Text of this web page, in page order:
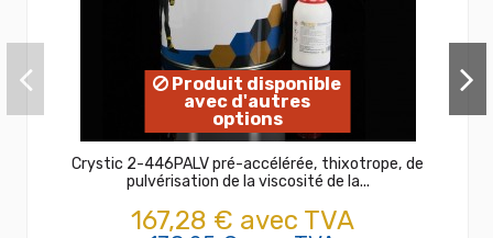
Produit disponible
avec d'autres
options
Crystic 2-446PALV pré-accélérée, thixotrope, de
pulvérisation de la viscosité de la...
167,28 € avec TVA